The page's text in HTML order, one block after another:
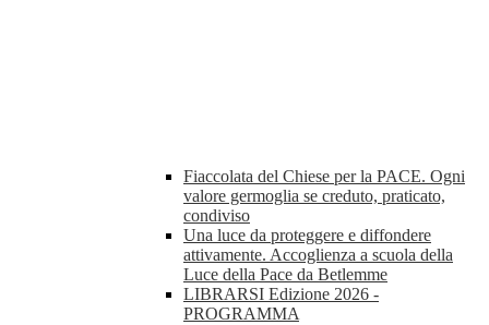
Fiaccolata del Chiese per la PACE. Ogni
valore germoglia se creduto, praticato,
condiviso
Una luce da proteggere e diffondere
attivamente. Accoglienza a scuola della
Luce della Pace da Betlemme
LIBRARSI Edizione 2026 -
PROGRAMMA